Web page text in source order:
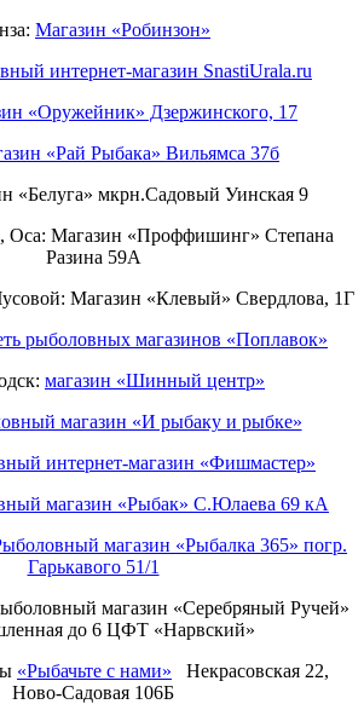
Магазин «Робинзон»
интернет-магазин SnastiUrala.ru
«Оружейник» Дзержинского, 17
«Рай Рыбака» Вильямса 37б
«Белуга» мкрн.Садовый Уинская 9
Оса: Магазин «Проффишинг» Степана
Разина 59А
Магазин «Клевый» Свердлова, 1Г
рыболовных магазинов «Поплавок»
магазин «Шинный центр»
магазин «И рыбаку и рыбке»
интернет-магазин «Фишмастер»
магазин «Рыбак» С.Юлаева 69 кА
магазин «Рыбалка 365» погр.
Гарькавого 51/1
магазин «Серебряный Ручей»
до 6 ЦФТ «Нарвский»
«Рыбачьте с нами» Некрасовская 22,
Ново-Садовая 106Б